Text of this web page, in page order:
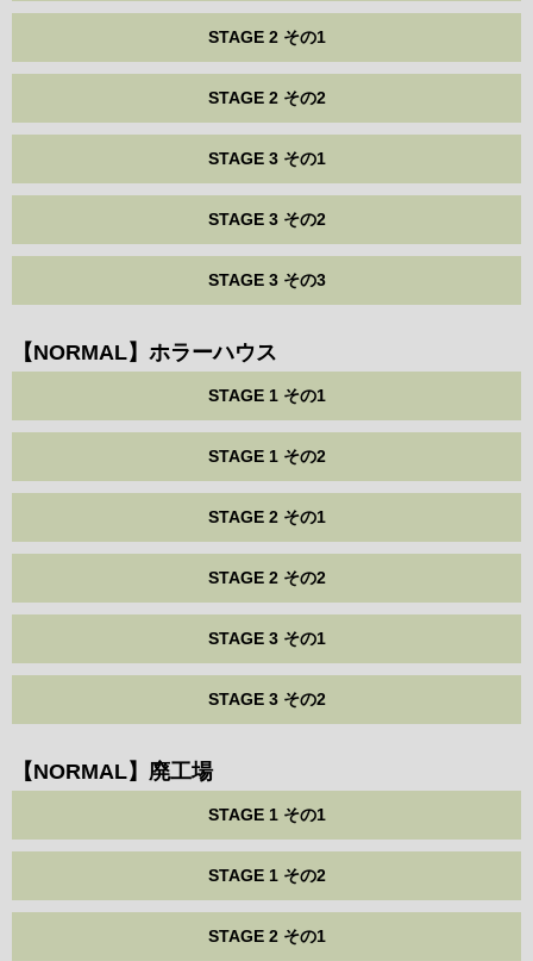
STAGE 2 その1
STAGE 2 その2
STAGE 3 その1
STAGE 3 その2
STAGE 3 その3
【NORMAL】ホラーハウス
STAGE 1 その1
STAGE 1 その2
STAGE 2 その1
STAGE 2 その2
STAGE 3 その1
STAGE 3 その2
【NORMAL】廃工場
STAGE 1 その1
STAGE 1 その2
STAGE 2 その1